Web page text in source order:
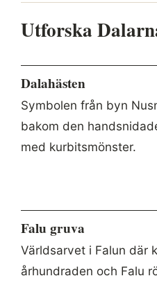
Utforska
Dalahästen
Symbolen från byn
bakom den
med kurbitsmönster.
Falu gruva
Världsarvet i Falun där
århundraden och Falu